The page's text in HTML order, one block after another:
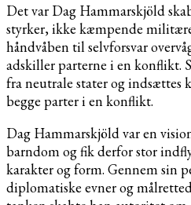
Det var Dag Hammarskjöld
styrker, ikke kæmpende
håndvåben til selvforsvar
adskiller parterne i en konflikt.
fra neutrale stater og indsættes
begge parter i en konflikt.
Dag Hammarskjöld var en
barndom og fik derfor stor
karakter og form. Gennem sin
diplomatiske evner og